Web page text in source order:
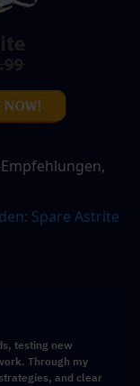
Spare Astrite
testing new
Through my
and clear